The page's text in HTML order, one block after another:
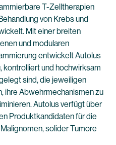
T-Zelltherapien
von Krebs und
Mit einer breiten
und modularen
entwickelt Autolus
kontrolliert und hochwirksam
sind, die jeweiligen
ihre Abwehrmechanismen zu
Autolus verfügt über
Produktkandidaten für die
solider Tumore